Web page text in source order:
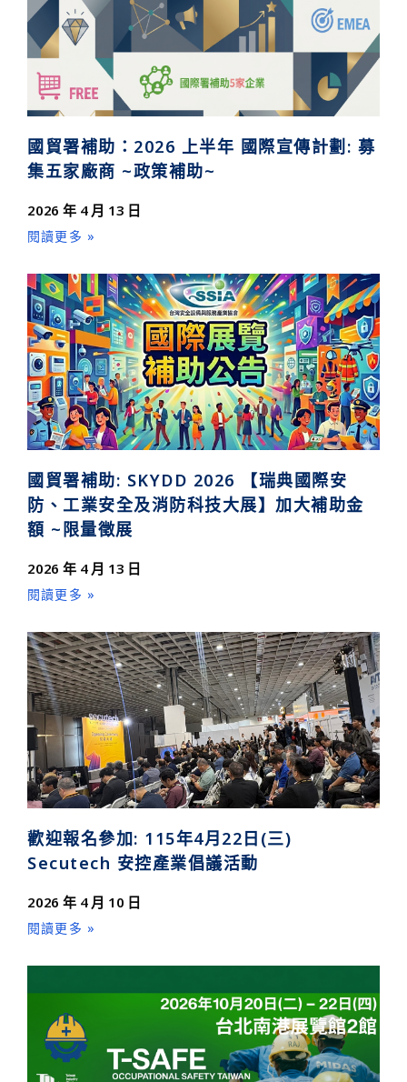
國貿署補助：2026 上半年 國際宣傳計劃: 募
集五家廠商 ~政策補助~
2026 年 4 月 13 日
閱讀更多 »
國貿署補助: SKYDD 2026 【瑞典國際安
防、工業安全及消防科技大展】加大補助金
額 ~限量徵展
2026 年 4 月 13 日
閱讀更多 »
歡迎報名參加: 115年4月22日(三)
Secutech 安控產業倡議活動
2026 年 4 月 10 日
閱讀更多 »